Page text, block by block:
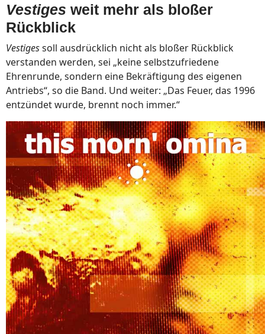
Vestiges weit mehr als bloßer
Rückblick
Vestigessoll ausdrücklich nicht als bloßer Rückblick
verstanden werden, sei „keine selbstzufriedene
Ehrenrunde, sondern eine Bekräftigung des eigenen
Antriebs“, so die Band. Und weiter: „Das Feuer, das 1996
entzündet wurde, brennt noch immer.“